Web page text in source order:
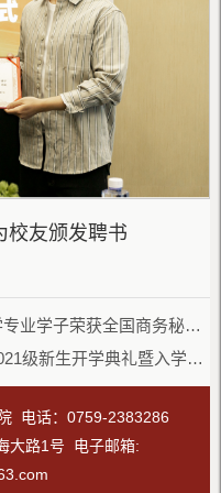
校友颁发聘书
务秘书职业技能大赛团体特等奖、一等奖
生开学典礼暨入学教育大会
电话：0759-2383286
大路1号 电子邮箱: